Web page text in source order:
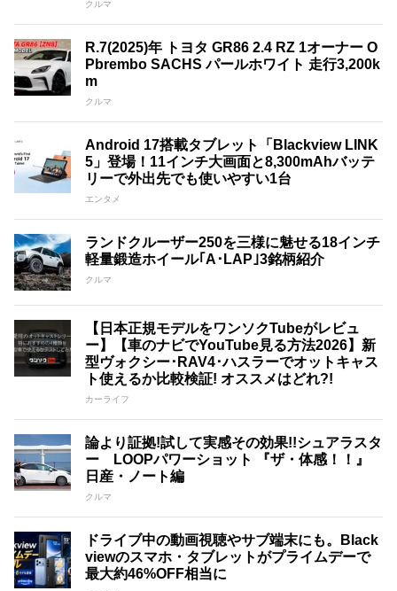
クルマ
R.7(2025)年 トヨタ GR86 2.4 RZ 1オーナー O
Pbrembo SACHS パールホワイト 走行3,200k
m
クルマ
Android 17搭載タブレット「Blackview LINK
5」登場！11インチ大画面と8,300mAhバッテ
リーで外出先でも使いやすい1台
エンタメ
ランドクルーザー250を三様に魅せる18インチ
軽量鍛造ホイール｢A･LAP｣3銘柄紹介
クルマ
【日本正規モデルをワンソクTubeがレビュ
ー】【車のナビでYouTube見る方法2026】新
型ヴォクシー･RAV4･ハスラーでオットキャス
ト使えるか比較検証! オススメはどれ?!
カーライフ
論より証拠!試して実感その効果!!シュアラスタ
ー LOOPパワーショット 『ザ・体感！！』
日産・ノート編
クルマ
ドライブ中の動画視聴やサブ端末にも。Black
viewのスマホ・タブレットがプライムデーで
最大約46%OFF相当に